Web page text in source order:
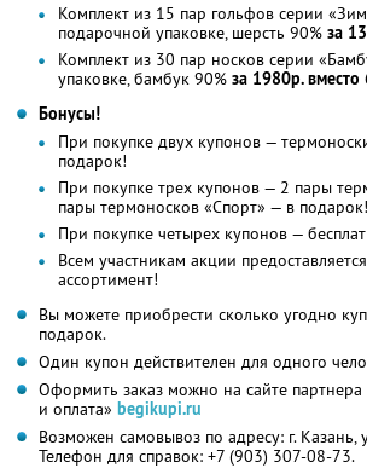
Комплект из 15 пар гольфов серии
подарочной упаковке, шерсть 90% за
Комплект из 30 пар носков серии
упаковке, бамбук 90% за 1980р.
Бонусы!
При покупке двух купонов —
подарок!
При покупке трех купонов — 2 пары
пары термоносков «Спорт» — в подарок!
При покупке четырех купонов —
Всем участникам акции
ассортимент!
Вы можете приобрести сколько угодно
подарок.
Один купон действителен для одного
Оформить заказ можно на сайте партнера
и оплата» begikupi.ru
Возможен самовывоз по адресу: г. Казань,
Телефон для справок: +7 (903) 307-08-73.